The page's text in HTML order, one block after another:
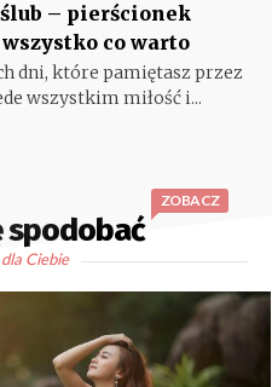
– pierścionek
co warto
dni, które pamiętasz przez
wszystkim miłość i...
spodobać
ZOBACZ
Ciebie